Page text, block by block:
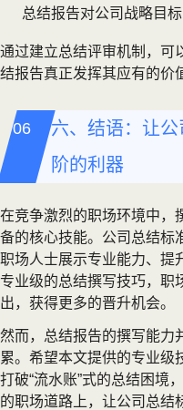
总结报告对公司战略目
通过建立总结评审机制，可
结报告真正发挥其应有的价
六、结语：让
阶的利器
在竞争激烈的职场环境中，
备的核心技能。公司总结标
职场人士展示专业能力、提
专业级的总结撰写技巧，职
出，获得更多的晋升机会。
然而，总结报告的撰写能力
累。希望本文提供的专业级
打破“流水账”式的总结困境
的职场道路上，让公司总结